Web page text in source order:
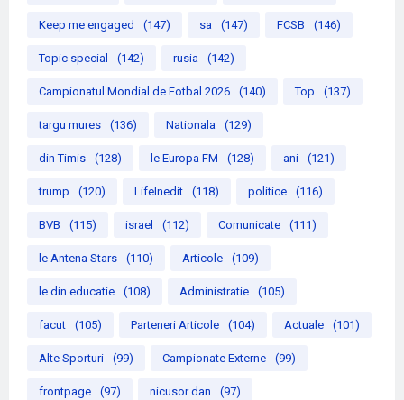
Keep me engaged (147) sa (147) FCSB (146)
Topic special (142) rusia (142)
Campionatul Mondial de Fotbal 2026 (140) Top (137)
targu mures (136) Nationala (129)
din Timis (128) le Europa FM (128) ani (121)
trump (120) LifeInedit (118) politice (116)
BVB (115) israel (112) Comunicate (111)
le Antena Stars (110) Articole (109)
le din educatie (108) Administratie (105)
facut (105) Parteneri Articole (104) Actuale (101)
Alte Sporturi (99) Campionate Externe (99)
frontpage (97) nicusor dan (97)